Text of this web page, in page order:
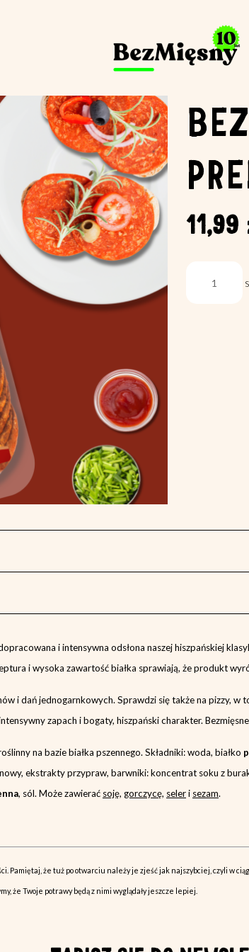
11,99
i intensywna odsłona naszej hiszpańskiej
i wysoka zawartość białka sprawiają, że produkt
i dań jednogarnkowych. Sprawdzi się także na pizzy,
zapach i bogaty, hiszpański charakter.
na bazie białka pszennego.Składniki: woda, białko
ekstrakty przypraw, barwniki: koncentrat soku z
, sól.Może zawierać soję, gorczycę, seleri sezam.
Pamiętaj, że tuż po otwarciu należy je zjeść jak najszybciej, czyli w
że Twoje potrawy będą z nimi wyglądały jeszcze lepiej.